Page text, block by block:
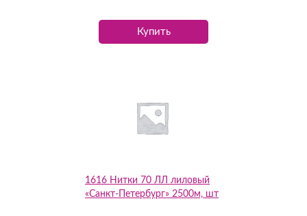
Купить
1616 Нитки 70 ЛЛ лиловый
«Санкт-Петербург» 2500м, шт